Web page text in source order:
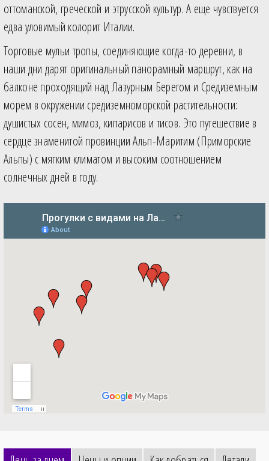
оттоманской, греческой и этрусской культур. А еще чувствуется
едва уловимый колорит Италии.
Торговые мульи тропы, соединяющие когда-то деревни, в
наши дни дарят оригинальный панорамный маршрут, как на
балконе проходящий над Лазурным Берегом и Средиземным
морем в окружении средиземноморской растительности:
душистых сосен, мимоз, кипарисов и тисов. Это путешествие в
сердце знаменитой провинции Альп-Маритим (Приморские
Альпы) с мягким климатом и высоким соотношением
солнечных дней в году.